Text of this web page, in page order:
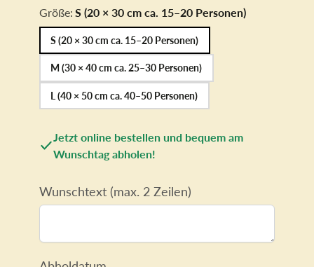
Größe: S (20 × 30 cm ca. 15–20 Personen)
S (20 × 30 cm ca. 15–20 Personen)
M (30 × 40 cm ca. 25–30 Personen)
L (40 × 50 cm ca. 40–50 Personen)
Jetzt online bestellen und bequem am
Wunschtag abholen!
Wunschtext (max. 2 Zeilen)